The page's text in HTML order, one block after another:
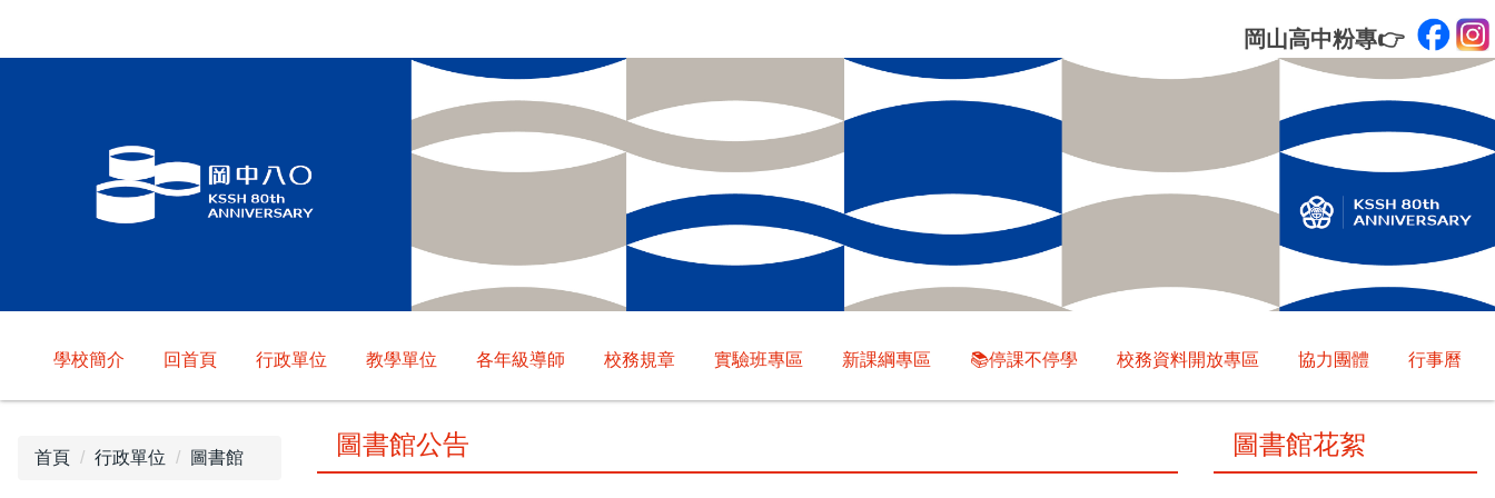
岡山高中粉專👉
學校簡介 回首頁 行政單位 教學單位 各年級導師 校務規章 實驗班專區 新課綱專區 📚停課不停學 校務資料開放專區 協力團體 行事曆
首頁 行政單位 圖書館 圖書館公告 圖書館花絮